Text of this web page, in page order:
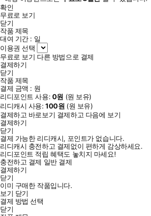
확인
무료로 보기
닫기
작품 제목
대여 기간 : 일
이용권 선택
무료로 보기 다른 방법으로 결제
결제하기
닫기
작품 제목
결제 금액 : 원
리디포인트 사용: 0원 (원 보유)
리디캐시 사용:100원 (원 보유)
결제하고 바로보기 결제하고 다음에 보기
결제하기
닫기
결제 가능한 리디캐시, 포인트가 없습니다.
리디캐시 충전하고 결제없이 편하게 감상하세요.
리디포인트 적립 혜택도 놓치지 마세요!
충전하고 결제 일반 결제
결제하기
닫기
이미 구매한 작품입니다.
보기 닫기
결제 방법 선택
닫기